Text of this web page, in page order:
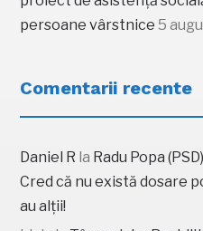
persoane vârstnice 5
Comentarii recente
Daniel R la Radu Popa
Cred că nu există dosare
au alții!